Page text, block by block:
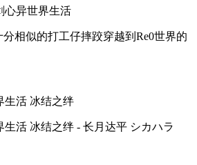
心异世界生活
相似的打工仔摔跤穿越到Re0世界的
生活 冰结之绊
生活 冰结之绊 - 长月达平 シカハラ